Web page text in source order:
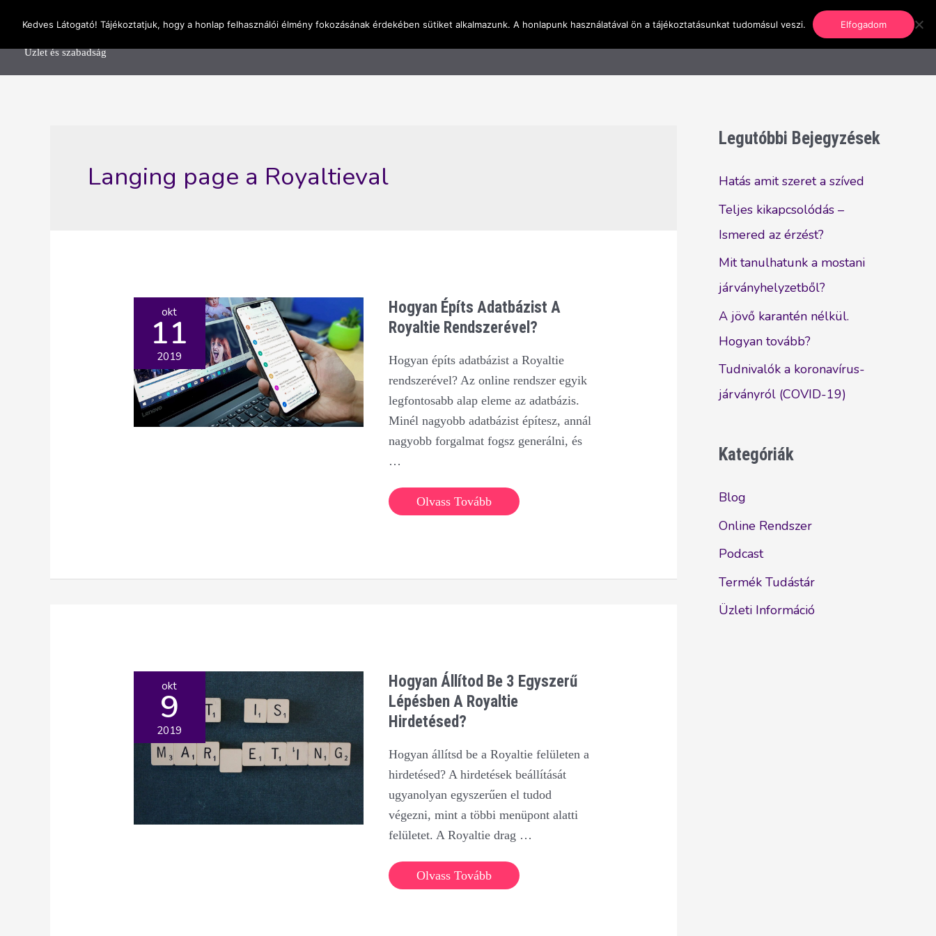
content
OnlineSeedsMan
Üzlet és szabadság
Kapcsolat
Langing page a Royaltieval
okt
11
2019
Hogyan Építs Adatbázist A
Royaltie Rendszerével?
Hogyan építs adatbázist a Royaltie
rendszerével? Az online rendszer egyik
legfontosabb alap eleme az adatbázis.
Minél nagyobb adatbázist építesz, annál
nagyobb forgalmat fogsz generálni, és
…
Hogyan
Royaltie
Olvass Tovább
okt
9
2019
Hogyan Állítod Be 3 Egyszerű
Lépésben A Royaltie
Hirdetésed?
Hogyan állítsd be a Royaltie felületen a
hirdetésed? A hirdetések beállítását
ugyanolyan egyszerűen el tudod
végezni, mint a többi menüpont alatti
felületet. A Royaltie drag …
Hogyan
Olvass Tovább
Legutóbbi Bejegyzések
Hatás amit szeret a szíved
Teljes kikapcsolódás –
Ismered az érzést?
Mit tanulhatunk a mostani
járványhelyzetből?
A jövő karantén nélkül.
Hogyan tovább?
Tudnivalók a koronavírus-
járványról (COVID-19)
Kategóriák
Blog
Online Rendszer
Podcast
Termék Tudástár
Üzleti Információ
Kedves Látogató! Tájékoztatjuk, hogy a honlap felhasználói élmény fokozásának érdekében sütiket alkalmazunk. A honlapunk használatával ön a tájékoztatásunkat tudomásul veszi. Elfogadom